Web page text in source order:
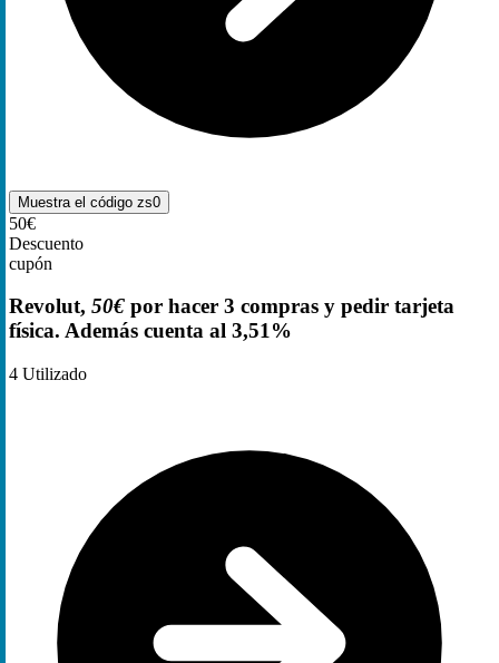
Muestra el código zs0
50€
Descuento
cupón
Revolut, 50€ por hacer 3 compras y pedir tarjeta
física. Además cuenta al 3,51%
4 Utilizado